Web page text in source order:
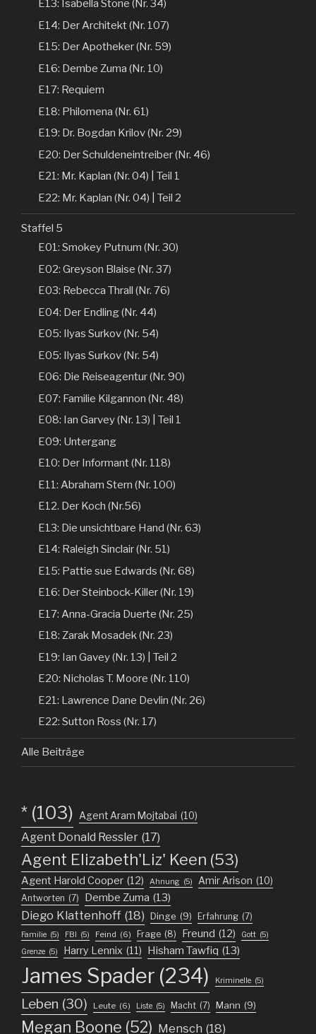
E13: Isabella Stone (Nr. 34)
E14: Der Architekt (Nr. 107)
E15: Der Apotheker (Nr. 59)
E16: Dembe Zuma (Nr. 10)
E17: Requiem
E18: Philomena (Nr. 61)
E19: Dr. Bogdan Krilov (Nr. 29)
E20: Der Schuldeneintreiber (Nr. 46)
E21: Mr. Kaplan (Nr. 04) | Teil 1
E22: Mr. Kaplan (Nr. 04) | Teil 2
Staffel 5
E01: Smokey Putnum (Nr. 30)
E02: Greyson Blaise (Nr. 37)
E03: Rebecca Thrall (Nr. 76)
E04: Der Endling (Nr. 44)
E05: Ilyas Surkov (Nr. 54)
E05: Ilyas Surkov (Nr. 54)
E06: Die Reiseagentur (Nr. 90)
E07: Familie Kilgannon (Nr. 48)
E08: Ian Garvey (Nr. 13) | Teil 1
E09: Untergang
E10: Der Informant (Nr. 118)
E11: Abraham Stern (Nr. 100)
E12. Der Koch (Nr.56)
E13: Die unsichtbare Hand (Nr. 63)
E14: Raleigh Sinclair (Nr. 51)
E15: Pattie sue Edwards (Nr. 68)
E16: Der Steinbock-Killer (Nr. 19)
E17: Anna-Gracia Duerte (Nr. 25)
E18: Zarak Mosadek (Nr. 23)
E19: Ian Gavey (Nr. 13) | Teil 2
E20: Nicholas T. Moore (Nr. 110)
E21: Lawrence Dane Devlin (Nr. 26)
E22: Sutton Ross (Nr. 17)
Alle Beiträge
* (103) Agent Aram Mojtabai (10)
Agent Donald Ressler (17)
Agent Elizabeth'Liz' Keen (53)
Agent Harold Cooper (12) Ahnung (5) Amir Arison (10)
Antworten (7) Dembe Zuma (13)
Diego Klattenhoff (18) Dinge (9) Erfahrung (7)
Familie (5) FBI (5) Feind (6) Frage (8) Freund (12) Gott (5)
Grenze (5) Harry Lennix (11) Hisham Tawfiq (13)
James Spader (234) Kriminelle (5)
Leben (30) Leute (6) Liste (5) Macht (7) Mann (9)
Megan Boone (52) Mensch (18)